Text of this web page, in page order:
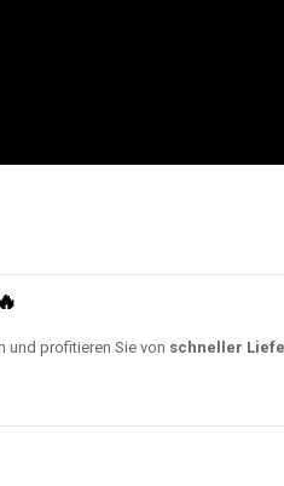
und profitieren Sie von schneller